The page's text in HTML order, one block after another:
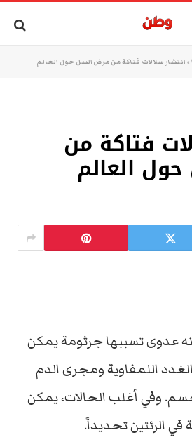
» انتشار سلالات فتاكة من مرض السل حول العالم
فتاكة من
العالم
عدوى تسببها جرثومة يمكن
اللمفاوية ومجرى الدم
وفي أغلب الحالات، يمكن
في الرئتين تحديداً.